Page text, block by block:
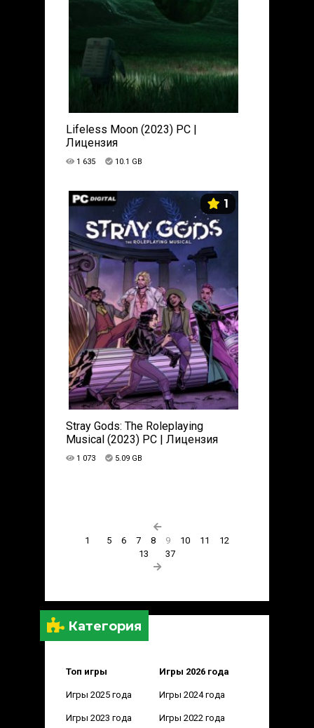
Категория
Топ игры Игры 2026 года
Игры 2025 года Игры 2024 года
Игры 2023 года Игры 2022 года
Lifeless Moon (2023) PC |
Лицензия
1 635 10.1 GB
1
Stray Gods: The Roleplaying
Musical (2023) PC | Лицензия
1 073 5.09 GB
1 5 6 7 8 9 10 11
12
13
37